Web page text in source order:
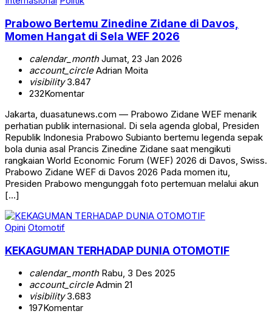
Prabowo Bertemu Zinedine Zidane di Davos,
Momen Hangat di Sela WEF 2026
calendar_monthJumat, 23 Jan 2026
account_circleAdrian Moita
visibility3.847
232Komentar
Jakarta, duasatunews.com — Prabowo Zidane WEF menarik
perhatian publik internasional. Di sela agenda global, Presiden
Republik Indonesia Prabowo Subianto bertemu legenda sepak
bola dunia asal Prancis Zinedine Zidane saat mengikuti
rangkaian World Economic Forum (WEF) 2026 di Davos, Swiss.
Prabowo Zidane WEF di Davos 2026 Pada momen itu,
Presiden Prabowo mengunggah foto pertemuan melalui akun
[…]
Opini Otomotif
KEKAGUMAN TERHADAP DUNIA OTOMOTIF
calendar_monthRabu, 3 Des 2025
account_circleAdmin 21
visibility3.683
197Komentar